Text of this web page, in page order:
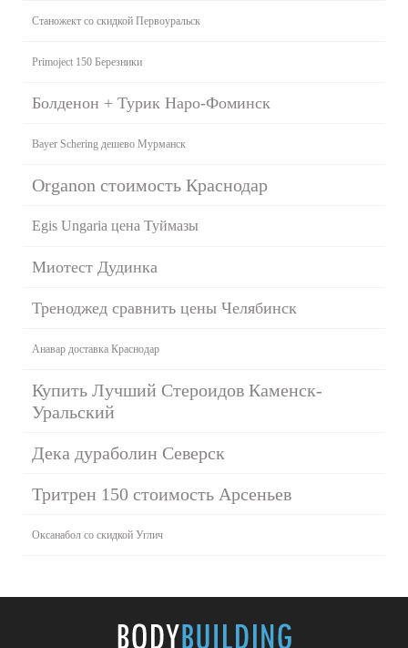
Станожект со скидкой Первоуральск
Primoject 150 Березники
Болденон + Турик Наро-Фоминск
Bayer Schering дешево Мурманск
Organon стоимость Краснодар
Egis Ungaria цена Туймазы
Миотест Дудинка
Треноджед сравнить цены Челябинск
Анавар доставка Краснодар
Купить Лучший Стероидов Каменск-
Уральский
Дека дураболин Северск
Тритрен 150 стоимость Арсеньев
Оксанабол со скидкой Углич